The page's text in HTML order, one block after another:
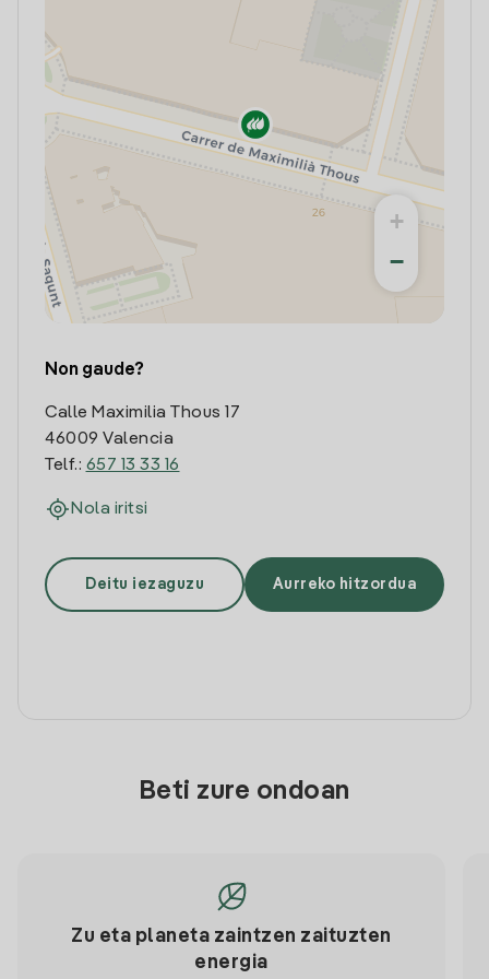
+
−
Non gaude?
Calle Maximilia Thous 17
46009 Valencia
Telf.: 657 13 33 16
Nola iritsi
Deitu iezaguzu Aurreko hitzordua
Beti zure ondoan
Zu eta planeta zaintzen zaituzten
energia